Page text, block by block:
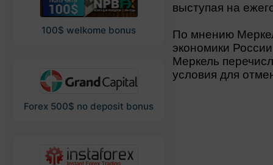
100$ welkome bonus
Forex 500$ no deposit bonus
выступая на
По мнению
экономики
Меркель
условия для